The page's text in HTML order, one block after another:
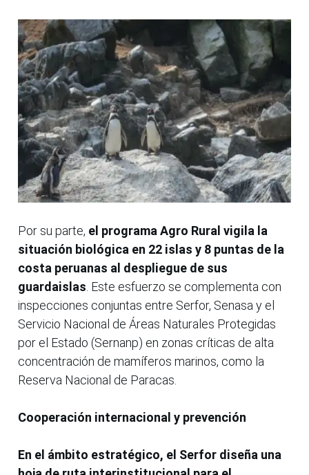
Por su parte, el programa Agro Rural vigila la
situación biológica en 22 islas y 8 puntas de la
costa peruanas al despliegue de sus
guardaislas . Este esfuerzo se complementa con
inspecciones conjuntas entre Serfor, Senasa y el
Servicio Nacional de Áreas Naturales Protegidas
por el Estado (Sernanp) en zonas críticas de alta
concentración de mamíferos marinos, como la
Reserva Nacional de Paracas.
Cooperación internacional y prevención
En el ámbito estratégico, el Serfor diseña una